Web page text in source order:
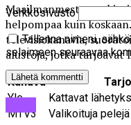
helpompaa kuin
televisiokanavia,
alustoja, jotka tarjoavat
Kanava
Yle
Kattavat
MTV3
Valikoituja
Verkkosivusto
Tallenna nimeni,
selaimeen seuraavaa